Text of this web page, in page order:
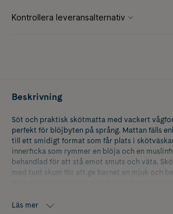
Beskrivning
Söt och praktisk skötmatta med vackert
perfekt för blöjbyten på språng. Mattan fälls
till ett smidigt format som får plats i
innerficka som rymmer en blöja och en
behandlad för att stå emot smuts och väta.
med tunt skum för att ge barnet en mjuk och
Läs mer